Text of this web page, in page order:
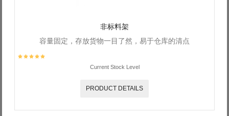
非标料架
容量固定，存放货物一目了然，易于仓库的清点
Current Stock Level
PRODUCT DETAILS